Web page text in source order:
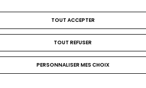
du site Politique cookies Services
TOUT ACCEPTER
TOUT REFUSER
PERSONNALISER MES CHOIX